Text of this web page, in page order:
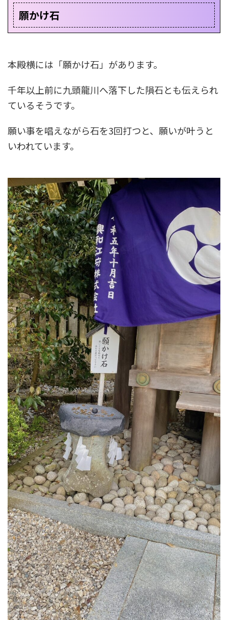
願かけ石
本殿横には「願かけ石」があります。
千年以上前に九頭龍川へ落下した隕石とも伝えられ
ているそうです。
願い事を唱えながら石を3回打つと、願いが叶うと
いわれています。